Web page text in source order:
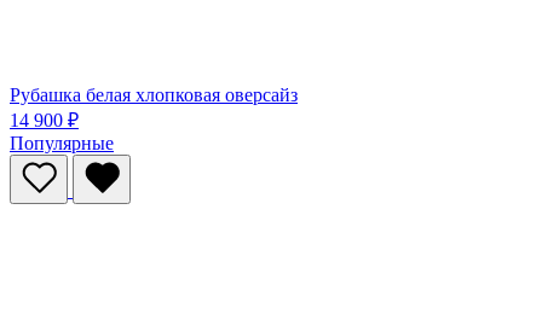
Рубашка белая хлопковая оверсайз
14 900 ₽
Популярные